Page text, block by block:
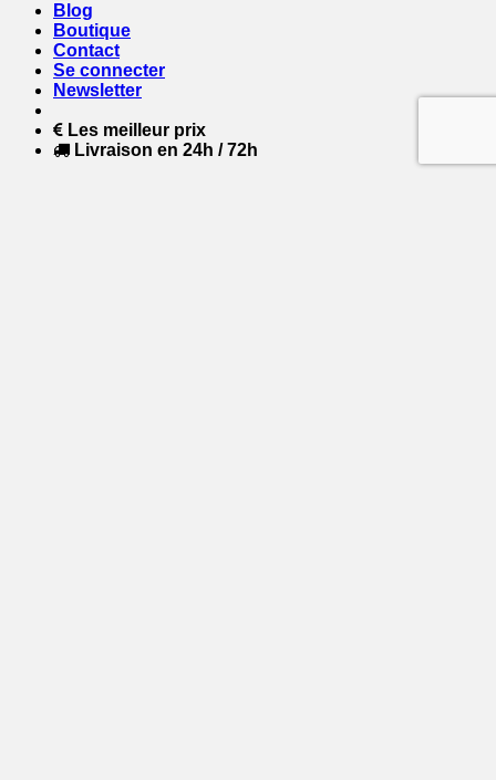
Blog
Boutique
Contact
Se connecter
Newsletter
Les meilleur prix
Livraison en 24h / 72h